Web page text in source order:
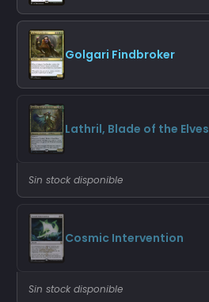
Golgari Findbroker
Lathril, Blade of the Elves
Sin stock disponible
Cosmic Intervention
Sin stock disponible